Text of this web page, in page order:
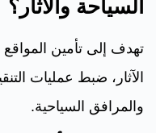
السياحة والآثار؟
تهدف إلى تأمين المواقع
الآثار، ضبط عمليات
والمرافق السياحية.